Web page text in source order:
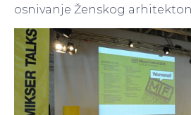
osnivanje Ženskog